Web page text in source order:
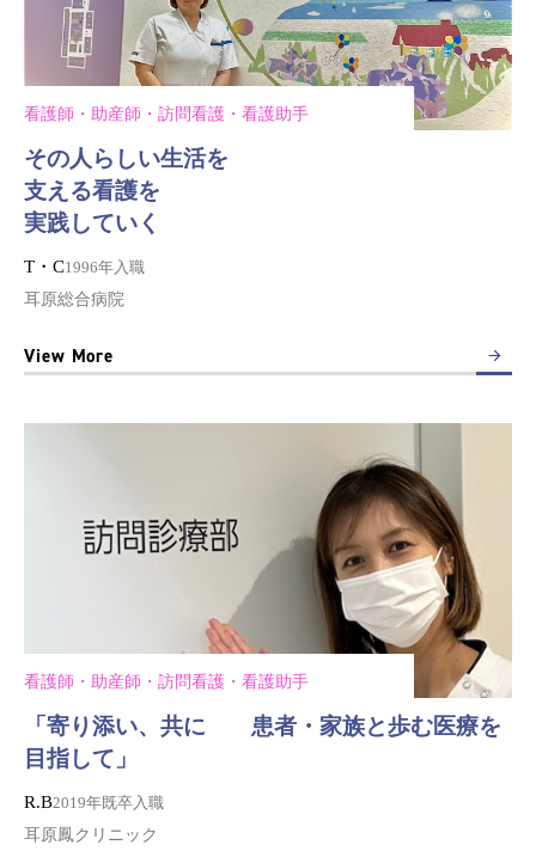
看護師・助産師・訪問看護・看護助手
その人らしい生活を
支える看護を
実践していく
T・C1996年入職
耳原総合病院
View More
看護師・助産師・訪問看護・看護助手
「寄り添い、共に 患者・家族と歩む医療を
目指して」
R.B2019年既卒入職
耳原鳳クリニック